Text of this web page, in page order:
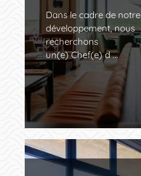
Dans le cadre de notre
développement, nous
recherchons
un(e) Chef(e) d ...